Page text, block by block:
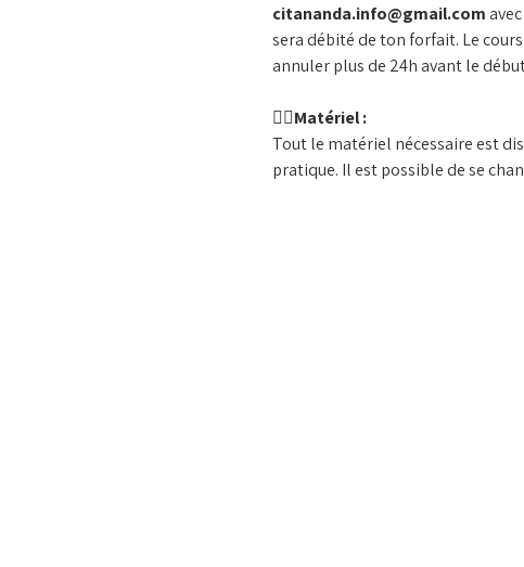
citananda.info@gmail.com
sera débité de ton forfait. Le
annuler plus de 24h avant le
🧘‍♀️Matériel :
Tout le matériel nécessaire est
pratique. Il est possible de se